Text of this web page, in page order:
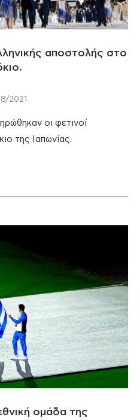
αποστολής στο
2021
οι φετινοί
της Ιαπωνίας.
ομάδα της